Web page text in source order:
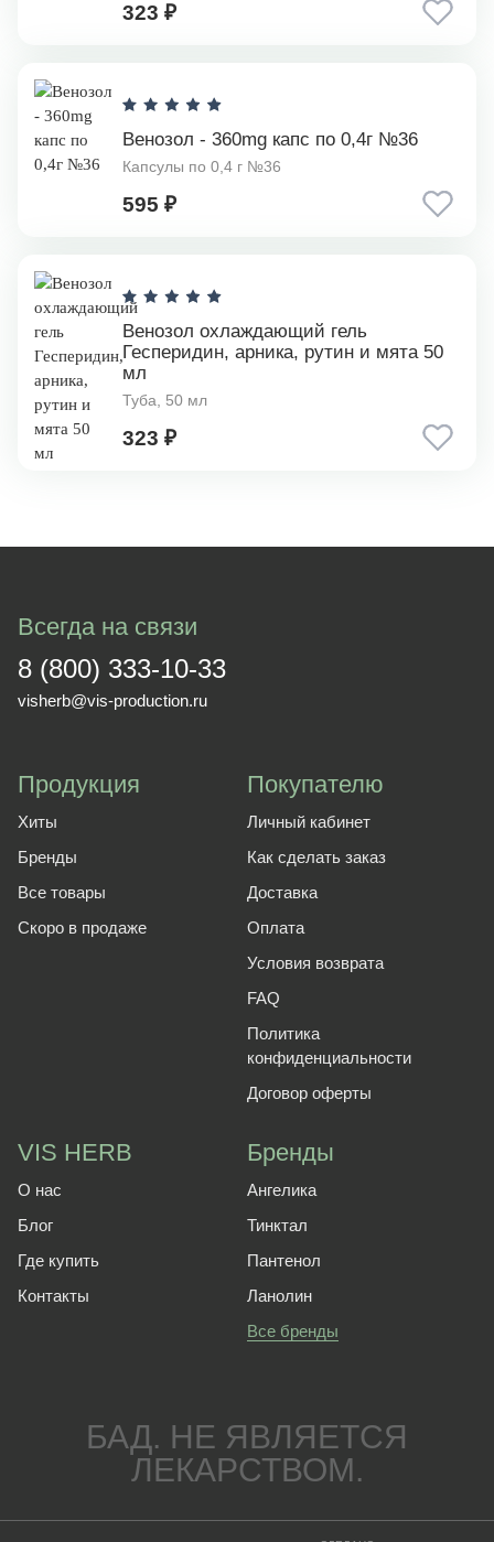
323 ₽
Венозол - 360mg капс по 0,4г №36
Капсулы по 0,4 г №36
595 ₽
Венозол охлаждающий гель
Гесперидин, арника, рутин и мята 50
мл
Туба, 50 мл
323 ₽
Всегда на связи
8 (800) 333-10-33
visherb@vis-production.ru
Продукция
Хиты
Бренды
Все товары
Скоро в продаже
Покупателю
Личный кабинет
Как сделать заказ
Доставка
Оплата
Условия возврата
FAQ
Политика
конфиденциальности
Договор оферты
VIS HERB
О нас
Блог
Где купить
Контакты
Бренды
Ангелика
Тинктал
Пантенол
Ланолин
Все бренды
БАД. НЕ ЯВЛЯЕТСЯ
ЛЕКАРСТВОМ.